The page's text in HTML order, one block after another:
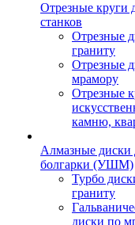
Отрезные круги
станков
Отрезные
граниту
Отрезные
мрамору
Отрезные
камню,
Алмазные диски
болгарки (УШМ)
Турбо
граниту
диски по